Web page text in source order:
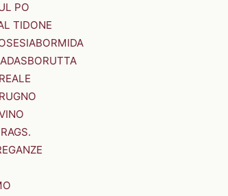
PO
TIDONE
BORMIDA
BORUTTA